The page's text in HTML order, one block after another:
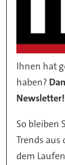
Ihnen hat
haben?
Newsletter!
So bleiben
Trends aus
dem